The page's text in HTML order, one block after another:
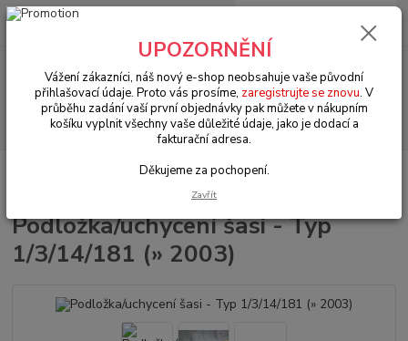
Menu
Hledat
+420 602 330 329
0 Kč
VW Typ 3 (1961 » 73) Šasi (Chassis)
Podložka/uchycení šasi - Typ
1/3/14/181 (» 2003)
UPOZORNĚNÍ
Vážení zákazníci, náš nový e-shop neobsahuje vaše původní
přihlašovací údaje. Proto vás prosíme, zaregistrujte se znovu. V
průběhu zadání vaší první objednávky pak můžete v nákupním
košíku vyplnit všechny vaše důležité údaje, jako je dodací a
fakturační adresa.
Děkujeme za pochopení.
Zavřít